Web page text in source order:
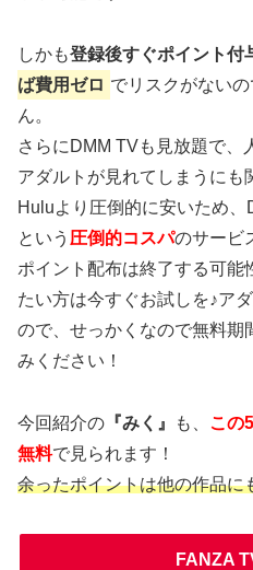
しかも登録後すぐポイント付
ば費用ゼロ でリスクがない
ん。
さらにDMM TVも見放題で、
アダルトが見れてしまうにも
Huluより圧倒的に安いため
という 圧倒的コスパのサービ
ポイント配布は終了する可能
たい方は今すぐお試しを♪ア
ので、せっかくなので無料期
みください！
今回紹介の 『みく』 も、 この
無料で見られます！
余ったポイントは他の作品に
FANZA